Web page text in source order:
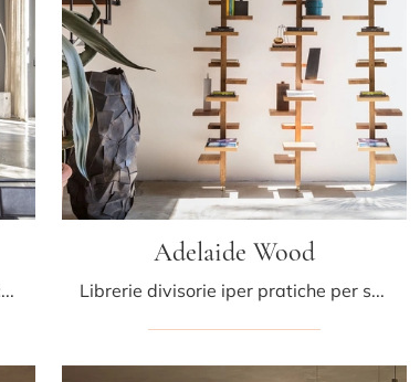
Materiali di pregio e linee decise: scopri la libreria Judd Base di Mogg tra le più belle Librerie design divisorie.
Adelaide Wood
Librerie divisorie iper pratiche per stanze design: ottieni informazioni sul modello Adelaide Wood della marca Mogg!